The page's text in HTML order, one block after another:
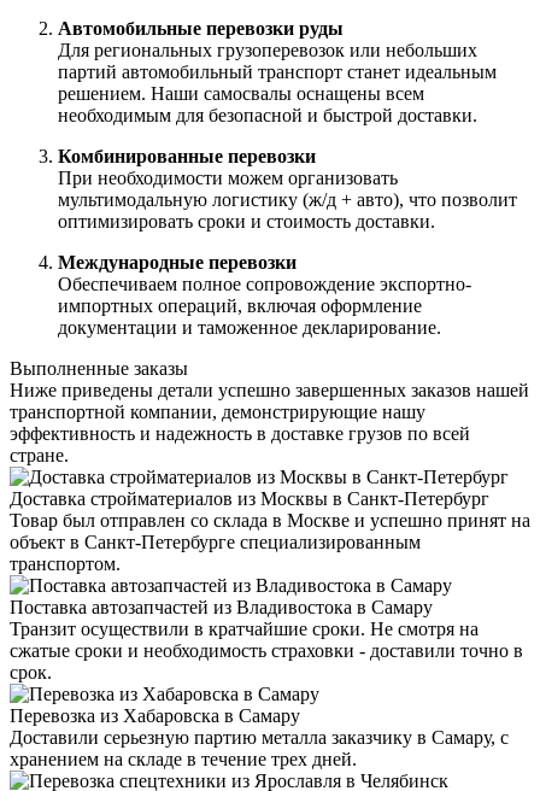
Автомобильные перевозки руды
Для региональных грузоперевозок или небольших
партий автомобильный транспорт станет идеальным
решением. Наши самосвалы оснащены всем
необходимым для безопасной и быстрой доставки.
Комбинированные перевозки
При необходимости можем организовать
мультимодальную логистику (ж/д + авто), что позволит
оптимизировать сроки и стоимость доставки.
Международные перевозки
Обеспечиваем полное сопровождение экспортно-
импортных операций, включая оформление
документации и таможенное декларирование.
Выполненные заказы
Ниже приведены детали успешно завершенных заказов нашей
транспортной компании, демонстрирующие нашу
эффективность и надежность в доставке грузов по всей
стране.
Доставка стройматериалов из Москвы в Санкт-Петербург
Товар был отправлен со склада в Москве и успешно принят на
объект в Санкт-Петербурге специализированным
транспортом.
Поставка автозапчастей из Владивостока в Самару
Транзит осуществили в кратчайшие сроки. Не смотря на
сжатые сроки и необходимость страховки - доставили точно в
срок.
Перевозка из Хабаровска в Самару
Доставили серьезную партию металла заказчику в Самару, с
хранением на складе в течение трех дней.